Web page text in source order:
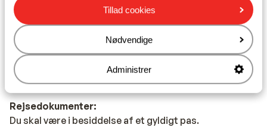
Tillad cookies
Nødvendige
Administrer
Mad:
Typiske græske retter er Souvlaki, Tzatziki og
Mousaka.
Mobiltelefon:
Din danske mobiltelefon virker også i Grækenland.
Rejsedokumenter:
Du skal være i besiddelse af et gyldigt pas.